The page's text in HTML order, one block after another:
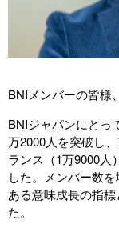
BNIメンバーの皆様
BNIジャパンにとっ
万2000人を突破し
ランス（1万9000人
した。メンバー数
ある意味成長の指
た。